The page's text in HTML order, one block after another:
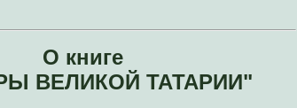
О книге
ВЕЛИКОЙ ТАТАРИИ"